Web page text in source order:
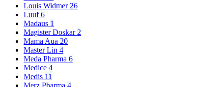
Louis Widmer 26
Luuf6
Madaus 1
Magister Doskar 2
Mama Aua 20
Master Lin 4
Meda Pharma 6
Medice 4
Medis 11